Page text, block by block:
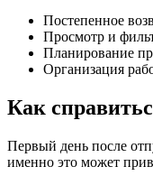
Постепенное
Просмотр и
Планирование
Организация
Как
Первый день после
именно это может